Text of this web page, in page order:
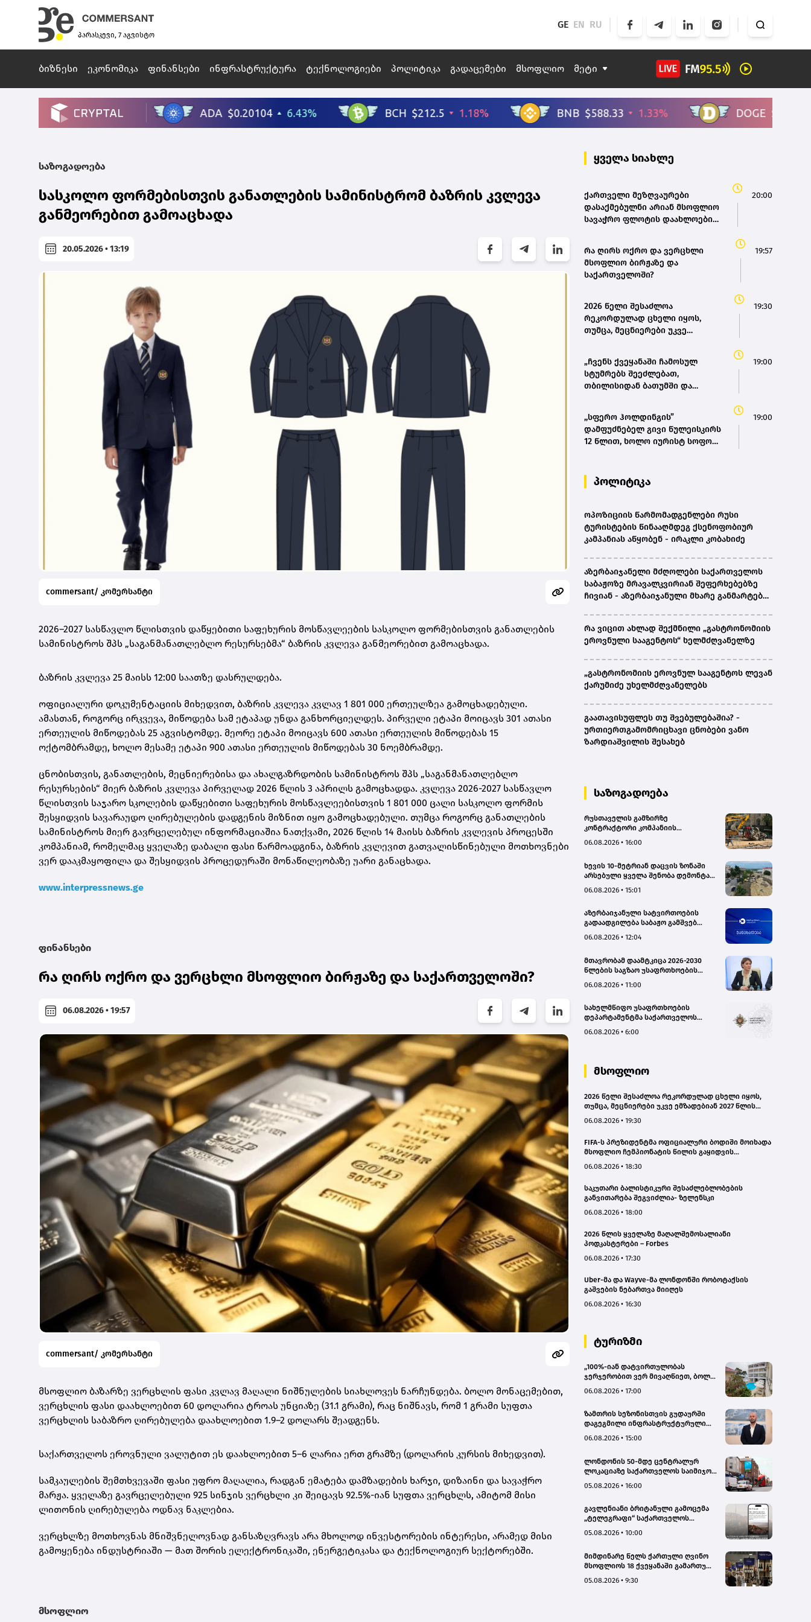
პარასკევი, 7 აგვისტო
GE EN RU
ბიზნესი ეკონომიკა ფინანსები ინფრასტრუქტურა ტექნოლოგიები პოლიტიკა გადაცემები მსოფლიო მეტი
საზოგადოება
სასკოლო ფორმებისთვის განათლების სამინისტრომ ბაზრის კვლევა
განმეორებით გამოაცხადა
20.05.2026 • 13:19
commersant/ კომერსანტი
2026–2027 სასწავლო წლისთვის დაწყებითი საფეხურის მოსწავლეების სასკოლო ფორმებისთვის განათლების
სამინისტროს შპს „საგანმანათლებლო რესურსებმა“ ბაზრის კვლევა განმეორებით გამოაცხადა.
ბაზრის კვლევა 25 მაისს 12:00 საათზე დასრულდება.
ოფიციალური დოკუმენტაციის მიხედვით, ბაზრის კვლევა კვლავ 1 801 000 ერთეულზეა გამოცხადებული.
ამასთან, როგორც ირკვევა, მიწოდება სამ ეტაპად უნდა განხორციელდეს. პირველი ეტაპი მოიცავს 301 ათასი
ერთეულის მიწოდებას 25 აგვისტომდე. მეორე ეტაპი მოიცავს 600 ათასი ერთეულის მიწოდებას 15
ოქტომბრამდე, ხოლო მესამე ეტაპი 900 ათასი ერთეულის მიწოდებას 30 ნოემბრამდე.
ცნობისთვის, განათლების, მეცნიერებისა და ახალგაზრდობის სამინისტროს შპს „საგანმანათლებლო
რესურსების“ მიერ ბაზრის კვლევა პირველად 2026 წლის 3 აპრილს გამოცხადდა. კვლევა 2026-2027 სასწავლო
წლისთვის საჯარო სკოლების დაწყებითი საფეხურის მოსწავლეებისთვის 1 801 000 ცალი სასკოლო ფორმის
შესყიდვის სავარაუდო ღირებულების დადგენის მიზნით იყო გამოცხადებული. თუმცა როგორც განათლების
სამინისტროს მიერ გავრცელებულ ინფორმაციაშია ნათქვამი, 2026 წლის 14 მაისს ბაზრის კვლევის პროცესში
კომპანიამ, რომელმაც ყველაზე დაბალი ფასი წარმოადგინა, ბაზრის კვლევით გათვალისწინებული მოთხოვნები
ვერ დააკმაყოფილა და შესყიდვის პროცედურაში მონაწილეობაზე უარი განაცხადა.
www.interpressnews.ge
ფინანსები
რა ღირს ოქრო და ვერცხლი მსოფლიო ბირჟაზე და საქართველოში?
06.08.2026 • 19:57
commersant/ კომერსანტი
მსოფლიო ბაზარზე ვერცხლის ფასი კვლავ მაღალი ნიშნულების სიახლოვეს ნარჩუნდება. ბოლო მონაცემებით,
ვერცხლის ფასი დაახლოებით 60 დოლარია ტროას უნციაზე (31.1 გრამი), რაც ნიშნავს, რომ 1 გრამი სუფთა
ვერცხლის საბაზრო ღირებულება დაახლოებით 1.9–2 დოლარს შეადგენს.
საქართველოს ეროვნული ვალუტით ეს დაახლოებით 5–6 ლარია ერთ გრამზე (დოლარის კურსის მიხედვით).
სამკაულების შემთხვევაში ფასი უფრო მაღალია, რადგან ემატება დამზადების ხარჯი, დიზაინი და სავაჭრო
მარჟა. ყველაზე გავრცელებული 925 სინჯის ვერცხლი კი შეიცავს 92.5%-იან სუფთა ვერცხლს, ამიტომ მისი
ლითონის ღირებულება ოდნავ ნაკლებია.
ვერცხლზე მოთხოვნას მნიშვნელოვნად განსაზღვრავს არა მხოლოდ ინვესტორების ინტერესი, არამედ მისი
გამოყენება ინდუსტრიაში — მათ შორის ელექტრონიკაში, ენერგეტიკასა და ტექნოლოგიურ სექტორებში.
მსოფლიო
ყველა სიახლე
ქართველი მეზღვაურები
დასაქმებულნი არიან მსოფლიო
სავაჭრო ფლოტის დაახლოებით
20:00
რა ღირს ოქრო და ვერცხლი
მსოფლიო ბირჟაზე და
საქართველოში?
19:57
2026 წელი შესაძლოა
რეკორდულად ცხელი იყოს,
თუმცა, მეცნიერები უკვე
19:30
„ჩვენს ქვეყანაში ჩამოსულ
სტუმრებს შეეძლებათ,
თბილისიდან ბათუმში და
შეუწყობს შიდა ტურიზმს,
საერთაშორისო ტურიზმს, ასევე
შიდა მობილობის გაუმჯობესებას
19:00
,,სფერო ჰოლდინგის”
დამფუძნებელ გივი წულეისკირს
12 წლით, ხოლო იურისტ სოფო
19:00
პოლიტიკა
ოპოზიციის წარმომადგენლები რუსი
ტურისტების წინააღმდეგ ქსენოფობიურ
კამპანიას აწყობენ - ირაკლი კობახიძე
აზერბაიჯანელი მძღოლები საქართველოს
საბაჟოზე მრავალკვირიან შეფერხებებზე
ჩივიან - აზერბაიჯანული მხარე განმარტებას
რა ვიცით ახლად შექმნილი „გასტრონომიის
ეროვნული სააგენტოს“ ხელმძღვანელზე
„გასტრონომიის ეროვნულ სააგენტოს ლევან
ქარუმიძე უხელმძღვანელებს
გაათავისუფლეს თუ შვებულებაშია? -
ურთიერთგამომრიცხავი ცნობები ვანო
ზარდიაშვილის შესახებ
საზოგადოება
რუსთაველის გამზირზე
კონტრაქტორი კომპანიის
ახლოს იმოძრავა, რამაც ნიადაგის
გამოიწვია, გადაბრუნდა
ავტომანქანა - თვითმცლელში
იმყოფებოდა მცირეწლოვანი ბავშვი
06.08.2026 • 16:00
ხევის 10-მეტრიან დაცვის ზონაში
არსებული ყველა შენობა დემონტაჟს
06.08.2026 • 15:01
აზერბაიჯანული სატვირთოების
გადაადგილება საბაჟო გამშვებ
მიმდინარეობს- შემოსავლების
06.08.2026 • 12:04
მთავრობამ დაამტკიცა 2026-2030
წლების საგზაო უსაფრთხოების
სამოქმედო გეგმა – თამარ
06.08.2026 • 11:00
სახელმწიფო უსაფრთხოების
დეპარტამენტმა საქართველოს
საზიანოდ საბოტაჟის მუხლით
06.08.2026 • 6:00
მსოფლიო
2026 წელი შესაძლოა რეკორდულად ცხელი იყოს,
თუმცა, მეცნიერები უკვე ემზადებიან 2027 წლის
06.08.2026 • 19:30
FIFA-ს პრეზიდენტმა ოფიციალური ბოდიში მოიხადა
მსოფლიო ჩემპიონატის წილის გაყიდვის
06.08.2026 • 18:30
საკუთარი ბალისტიკური შესაძლებლობების
განვითარება შეგვიძლია- ზელენსკი
06.08.2026 • 18:00
2026 წლის ყველაზე მაღალშემოსალიანი
პოდკასტერები – Forbes
06.08.2026 • 17:30
Uber-მა და Wayve-მა ლონდონში რობოტაქსის
გაშვების ნებართვა მიიღეს
06.08.2026 • 16:30
ტურიზმი
„100%-იან დატვირთულობას
ჯერჯერობით ვერ მივაღწიეთ, ბოლო
გაუქმდა“ - Kobuleti Beach Club
06.08.2026 • 17:00
ზამთრის სეზონისთვის გუდაურში
დაგეგმილი ინფრასტრუქტურული
გუდაურის ტურისტული
დარსალია
06.08.2026 • 15:00
ლონდონის 50-მდე ცენტრალურ
ლოკაციაზე საქართველოს საიმიჯო
05.08.2026 • 16:00
გავლენიანი ბრიტანული გამოცემა
„ტელეგრაფი“ საქართველოს
სტატიების ციკლს აქვეყნებს
05.08.2026 • 10:00
მიმდინარე წელს ქართული ღვინო
მსოფლიოს 18 ქვეყანაში გამართულ
წარმოდგენილი
05.08.2026 • 9:30